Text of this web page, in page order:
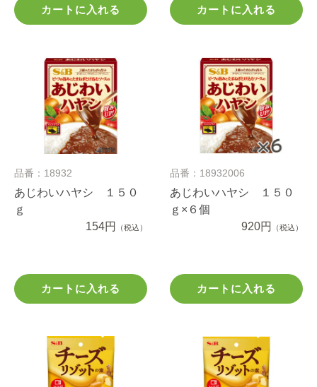
カートに入れる カートに入れる
品番：18932
あじわいハヤシ １５０
ｇ
154円
（税込）
カートに入れる
品番：18932006
あじわいハヤシ １５０
ｇ×６個
920円
（税込）
カートに入れる